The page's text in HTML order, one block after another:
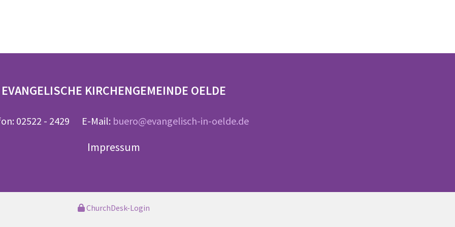
EVANGELISCHE KIRCHENGEMEINDE OELDE
02522 - 2429 E-Mail: buero@evangelisch-in-oelde.de
Impressum
ChurchDesk-Login